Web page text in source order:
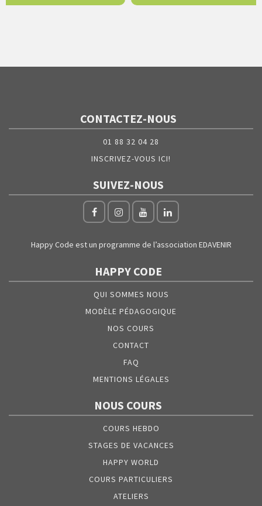
CONTACTEZ-NOUS
01 88 32 04 28
INSCRIVEZ-VOUS ICI!
SUIVEZ-NOUS
Happy Code est un programme de l’association EDAVENIR
HAPPY CODE
QUI SOMMES NOUS
MODÈLE PÉDAGOGIQUE
NOS COURS
CONTACT
FAQ
MENTIONS LÉGALES
NOUS COURS
COURS HEBDO
STAGES DE VACANCES
HAPPY WORLD
COURS PARTICULIERS
ATELIERS